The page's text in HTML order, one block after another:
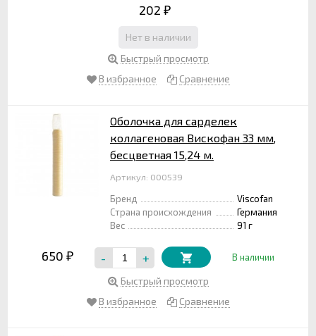
202 ₽
Нет в наличии
Быстрый просмотр
В избранное
Сравнение
Оболочка для сарделек
коллагеновая Вискофан 33 мм,
бесцветная 15,24 м.
Артикул: 000539
Бренд
Viscofan
Страна происхождения
Германия
Вес
91 г
650 ₽ - + В наличии
Быстрый просмотр
В избранное
Сравнение